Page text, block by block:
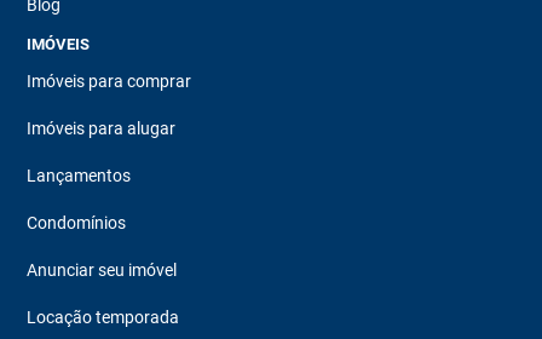
Blog
IMÓVEIS
Imóveis para comprar
Imóveis para alugar
Lançamentos
Condomínios
Anunciar seu imóvel
Locação temporada